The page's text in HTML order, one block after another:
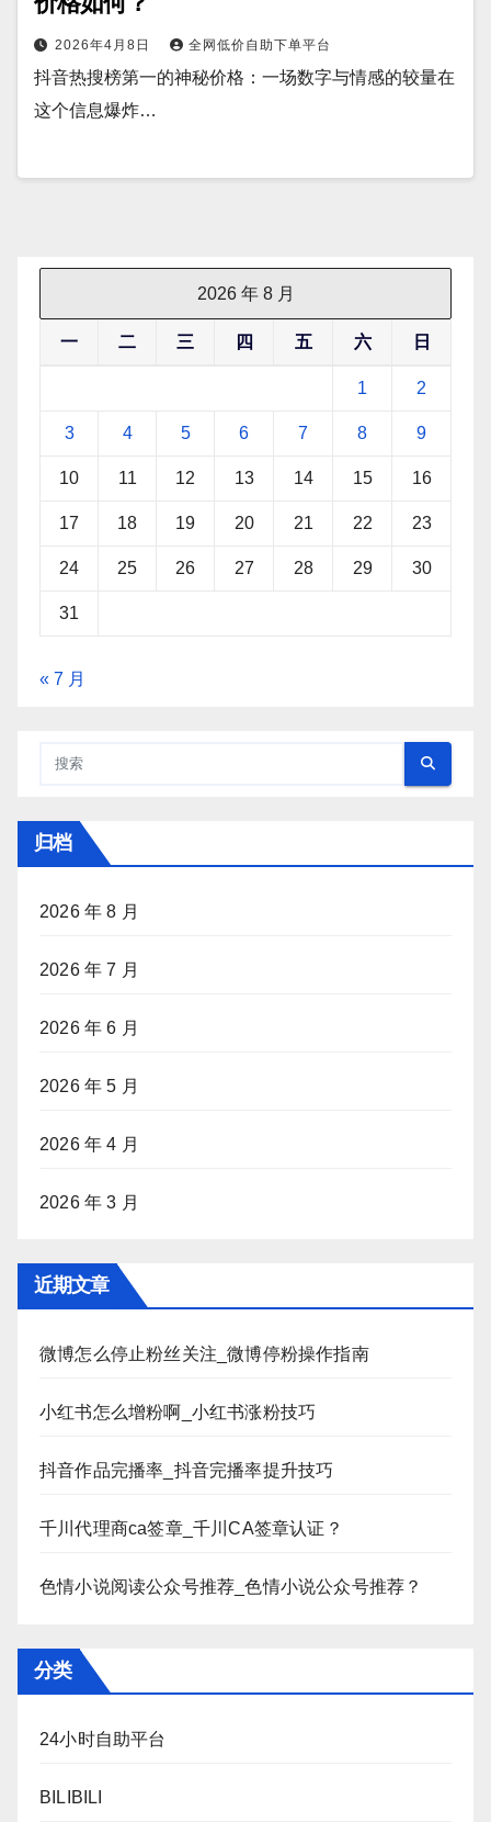
2026年4月8日 全网低价自助下单平台
抖音热搜榜第一的神秘价格：一场数字与情感的较量在
这个信息爆炸…
2026 年 8 月
一 二 三 四 五 六 日
1 2
3 4 5 6 7 8 9
10 11 12 13 14 15 16
17 18 19 20 21 22 23
24 25 26 27 28 29 30
31
« 7 月
归档
2026 年 8 月
2026 年 7 月
2026 年 6 月
2026 年 5 月
2026 年 4 月
2026 年 3 月
近期文章
微博怎么停止粉丝关注_微博停粉操作指南
小红书怎么增粉啊_小红书涨粉技巧
抖音作品完播率_抖音完播率提升技巧
千川代理商ca签章_千川CA签章认证？
色情小说阅读公众号推荐_色情小说公众号推荐？
分类
24小时自助平台
BILIBILI